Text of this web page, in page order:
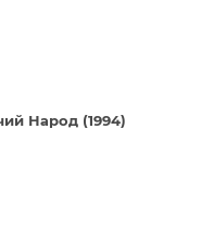
Народ (1994)